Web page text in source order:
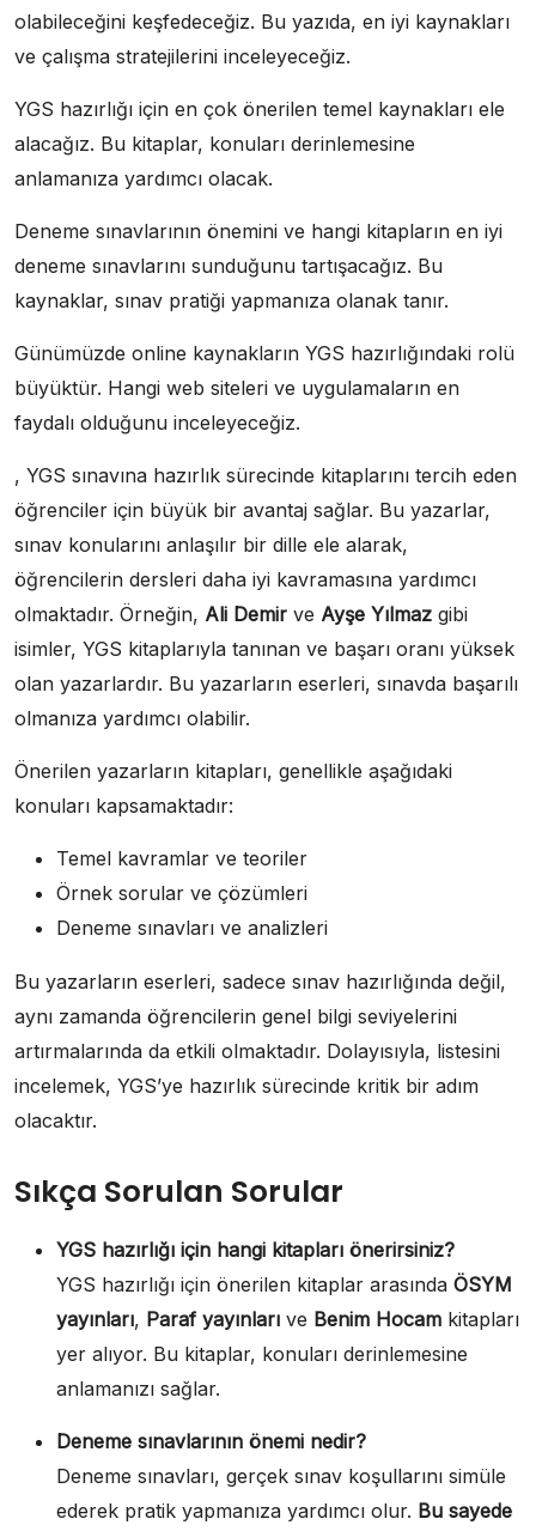
olabileceğini keşfedeceğiz. Bu yazıda, en iyi kaynakları
ve çalışma stratejilerini inceleyeceğiz.
YGS hazırlığı için en çok önerilen temel kaynakları ele
alacağız. Bu kitaplar, konuları derinlemesine
anlamanıza yardımcı olacak.
Deneme sınavlarının önemini ve hangi kitapların en iyi
deneme sınavlarını sunduğunu tartışacağız. Bu
kaynaklar, sınav pratiği yapmanıza olanak tanır.
Günümüzde online kaynakların YGS hazırlığındaki rolü
büyüktür. Hangi web siteleri ve uygulamaların en
faydalı olduğunu inceleyeceğiz.
, YGS sınavına hazırlık sürecinde kitaplarını tercih eden
öğrenciler için büyük bir avantaj sağlar. Bu yazarlar,
sınav konularını anlaşılır bir dille ele alarak,
öğrencilerin dersleri daha iyi kavramasına yardımcı
olmaktadır. Örneğin, Ali Demir ve Ayşe Yılmaz gibi
isimler, YGS kitaplarıyla tanınan ve başarı oranı yüksek
olan yazarlardır. Bu yazarların eserleri, sınavda başarılı
olmanıza yardımcı olabilir.
Önerilen yazarların kitapları, genellikle aşağıdaki
konuları kapsamaktadır:
Temel kavramlar ve teoriler
Örnek sorular ve çözümleri
Deneme sınavları ve analizleri
Bu yazarların eserleri, sadece sınav hazırlığında değil,
aynı zamanda öğrencilerin genel bilgi seviyelerini
artırmalarında da etkili olmaktadır. Dolayısıyla, listesini
incelemek, YGS’ye hazırlık sürecinde kritik bir adım
olacaktır.
Sıkça Sorulan Sorular
YGS hazırlığı için hangi kitapları önerirsiniz?
YGS hazırlığı için önerilen kitaplar arasında ÖSYM
yayınları, Paraf yayınları ve Benim Hocam kitapları
yer alıyor. Bu kitaplar, konuları derinlemesine
anlamanızı sağlar.
Deneme sınavlarının önemi nedir?
Deneme sınavları, gerçek sınav koşullarını simüle
ederek pratik yapmanıza yardımcı olur. Bu sayede